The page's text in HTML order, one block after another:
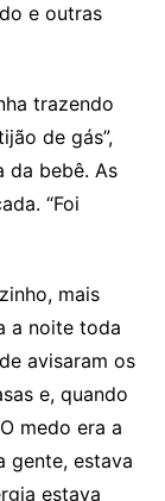
e outras
trazendo
de gás”,
da bebê. As
“Foi
mais
a noite toda
avisaram os
e, quando
medo era a
gente, estava
estava